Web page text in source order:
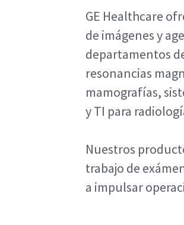
GE Healthcare
de imágenes y
departamentos
resonancias
mamografías,
y TI para
Nuestros
trabajo de
a impulsar